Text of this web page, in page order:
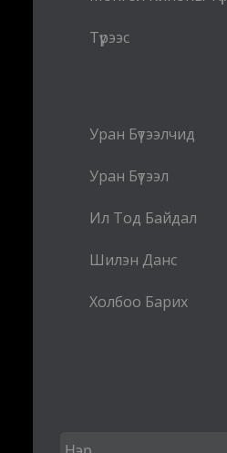
Түрээс
Уран Бүтээлчид
Уран Бүтээл
Ил Тод Байдал
Шилэн Данс
Холбоо Барих